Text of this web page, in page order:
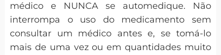
médico e NUNCA se automedique. Não
interrompa o uso do medicamento sem
consultar um médico antes e, se tomá-lo
mais de uma vez ou em quantidades muito